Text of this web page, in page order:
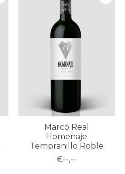
Marco Real
Homenaje
Tempranillo Roble
€--,--